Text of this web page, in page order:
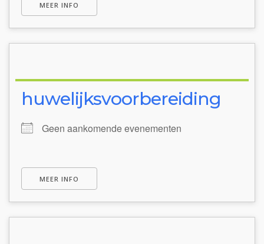
MEER INFO
huwelijksvoorbereiding
Geen aankomende evenementen
MEER INFO